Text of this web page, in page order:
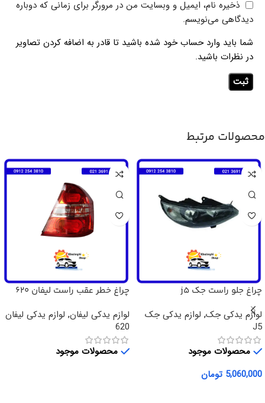
ذخیره نام، ایمیل و وبسایت من در مرورگر برای زمانی که دوباره
دیدگاهی می‌نویسم.
شما باید وارد حساب خود شده باشید تا قادر به اضافه کردن تصاویر
در نظرات باشید.
محصولات مرتبط
چراغ جلو راست جک j5
لوازم یدکی جک, لوازم یدکی جک
J5
محصولات موجود
5,060,000 تومان
چراغ خطر عقب راست لیفان 620
لوازم یدکی لیفان, لوازم یدکی لیفان
620
محصولات موجود